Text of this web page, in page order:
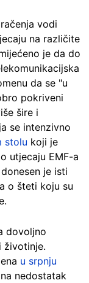
vodi
na različite
je da do
da se "u
pokriveni
šire i
se intenzivno
stolu koji je
utjecaju EMF-a
je isti
o šteti koju su
dovoljno
životinje.
u srpnju
nedostatak